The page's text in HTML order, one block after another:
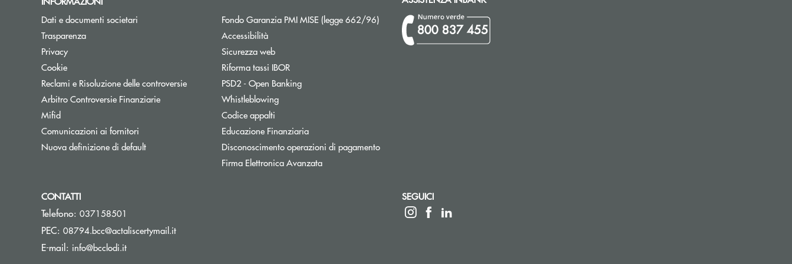
Dati e documenti societari
Trasparenza
Privacy
Cookie
Reclami e Risoluzione delle controversie
Arbitro Controversie FinanziarieApre una nuova finestra
Mifid
Comunicazioni ai fornitori Apre una nuova finestra
Nuova definizione di default
Fondo Garanzia PMI MISE (legge 662/96)Apre una nuova finestra
Accessibilità
Sicurezza web
Riforma tassi IBORApre una nuova finestra
PSD2 - Open BankingApre una nuova finestra
WhistleblowingApre una nuova finestra
Codice appalti
Educazione FinanziariaApre una nuova finestra
Disconoscimento operazioni di pagamentoApre una nuova finestra
Firma Elettronica Avanzata
800 837 455
CONTATTI
Telefono: 037158501
PEC: 08794.bcc@actaliscertymail.it(si apre l’app di posta elettronica)
E-mail: info@bcclodi.it(si apre l’app di posta elettronica)
SEGUICI